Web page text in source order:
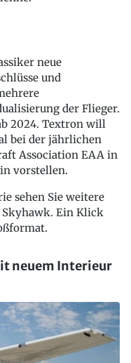
neue
und
der Flieger.
2024. Textron will
bei der jährlichen
Association EAA in
vorstellen.
sehen Sie weitere
Skyhawk. Ein Klick
neuem Interieur